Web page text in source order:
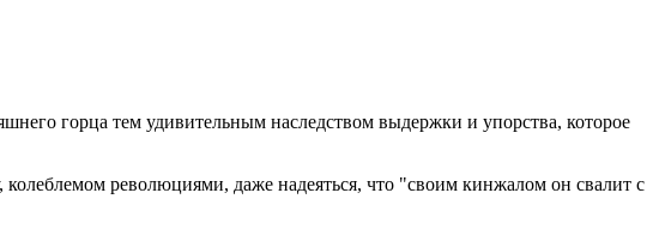
горца тем удивительным наследством выдержки и упорства, которое
колеблемом революциями, даже надеяться, что "своим кинжалом он свалит с